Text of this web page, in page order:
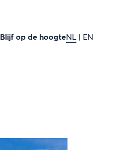
Blijf op de hoogteNL EN